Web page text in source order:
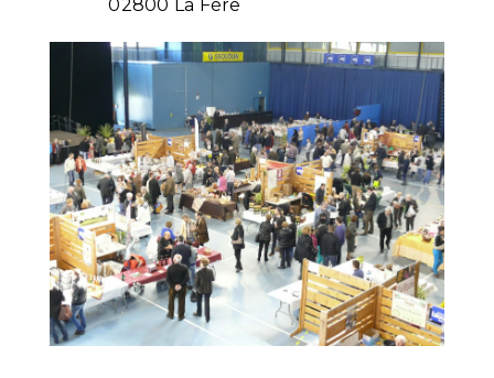
02800 La Fère